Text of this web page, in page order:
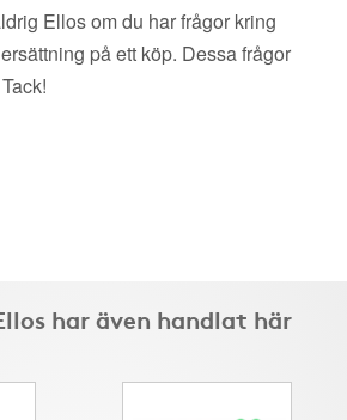
Ellos om du har frågor kring
på ett köp. Dessa frågor
har även handlat här